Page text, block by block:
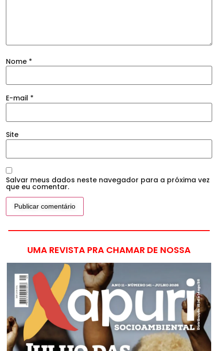
Nome *
E-mail *
Site
Salvar meus dados neste navegador para a próxima vez
que eu comentar.
UMA REVISTA PRA CHAMAR DE NOSSA